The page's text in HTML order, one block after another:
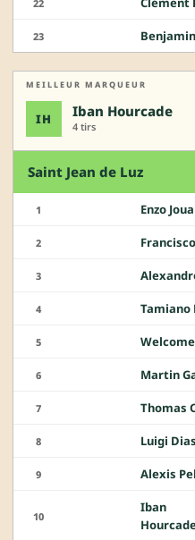
22
23
MEILLEUR MARQUEUR
IH Iban Hourcade
4 tirs
Saint Jean de Luz
1 Enzo
2
3
4 Tamiano
5
6 Martin
7 Thomas
8 Luigi Dias
9 Alexis
10
Iban